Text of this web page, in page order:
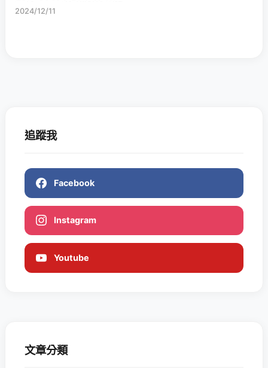
2024/12/11
追蹤我
Facebook
Instagram
Youtube
文章分類